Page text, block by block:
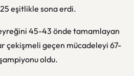
eşitlikle sona erdi.
45-43 önde tamamlayan
çekişmeli geçen mücadeleyi 67-
oldu.